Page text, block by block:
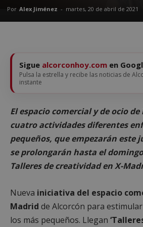
Por Alex Jiménez - martes, 20 de abril de 2021
Sigue alcorconhoy.com en
Pulsa la estrella y recibe las noticias de
instante
El espacio comercial y de ocio
cuatro actividades diferentes
pequeños, que empezarán este
se prolongarán hasta el
Talleres de creatividad en X-
Nueva iniciativa del espacio
Madrid de Alcorcón para
los más pequeños. Llegan